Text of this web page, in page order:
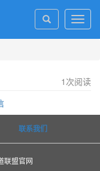
1 次阅读
联系我们
联盟官网